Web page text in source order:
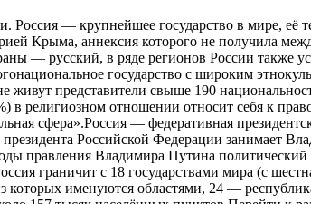
— крупнейшее государство в мире, её
Крыма, аннексия которого не получила
— русский, в ряде регионов России также
государство с широким
живут представители свыше 190
религиозном отношении относит себя к
сфера».Россия — федеративная
Российской Федерации занимает
правления Владимира Путина
граничит с 18 государствами мира (с
которых именуются областями, 24 —